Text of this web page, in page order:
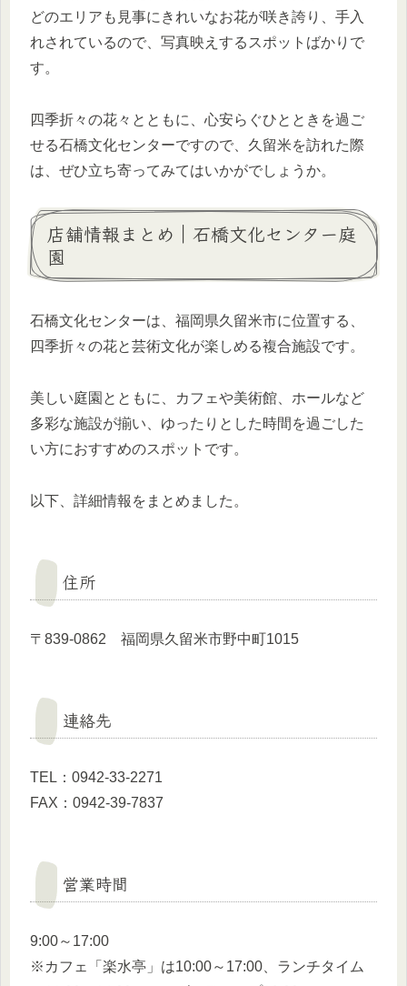
どのエリアも見事にきれいなお花が咲き誇り、手入
れされているので、写真映えするスポットばかりで
す。
四季折々の花々とともに、心安らぐひとときを過ご
せる石橋文化センターですので、久留米を訪れた際
は、ぜひ立ち寄ってみてはいかがでしょうか。
店舗情報まとめ｜石橋文化センター庭
園
石橋文化センターは、福岡県久留米市に位置する、
四季折々の花と芸術文化が楽しめる複合施設です。
美しい庭園とともに、カフェや美術館、ホールなど
多彩な施設が揃い、ゆったりとした時間を過ごした
い方におすすめのスポットです。
以下、詳細情報をまとめました。
住所
〒839-0862 福岡県久留米市野中町1015
連絡先
TEL：0942-33-2271
FAX：0942-39-7837
営業時間
9:00～17:00
※カフェ「楽水亭」は10:00～17:00、ランチタイム